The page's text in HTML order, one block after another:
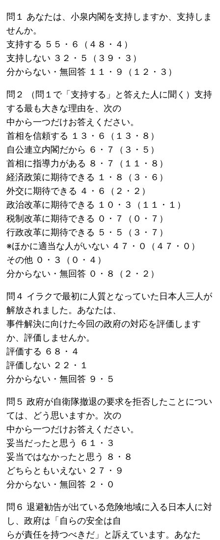
問１ あなたは、小泉内閣を支持しますか、支持しま
せんか。
支持する ５５・６（４８・４）
支持しない ３２・５（３９・３）
分からない・無回答 １１・９（１２・３）
問２ （問１で「支持する」と答えた人に聞く）支持
する最も大きな理由を、次の
中から一つだけお答えください。
首相を信頼する １３・６（１３・８）
自公連立内閣だから ６・７（３・５）
首相に指導力がある ８・７（１１・８）
経済政策に期待できる １・８（３・６）
外交に期待できる ４・６（２・２）
政治改革に期待できる １０・３（１１・１）
税制改革に期待できる ０・７（０・７）
行政改革に期待できる ５・５（３・７）
※ほかに適当な人がいない ４７・０（４７・０）
その他 ０・３（０・４）
分からない・無回答 ０・８（２・２）
問４ イラクで最初に人質となっていた日本人三人が
解放されました。あなたは、
事件解決に向けた今回の政府の対応を評価します
か、評価しませんか。
評価する ６８・４
評価しない ２２・１
分からない・無回答 ９・５
問５ 政府が自衛隊撤退の要求を拒否したことについ
ては、どう思いますか。次の
中から一つだけお答えください。
妥当だったと思う ６１・３
妥当ではなかったと思う ８・８
どちらともいえない ２７・９
分からない・無回答 ２・０
問６ 退避勧告が出ている危険地域に入る日本人に対
し、政府は「自らの安全は自
らが責任を持つべきだ」と訴えています。あなた